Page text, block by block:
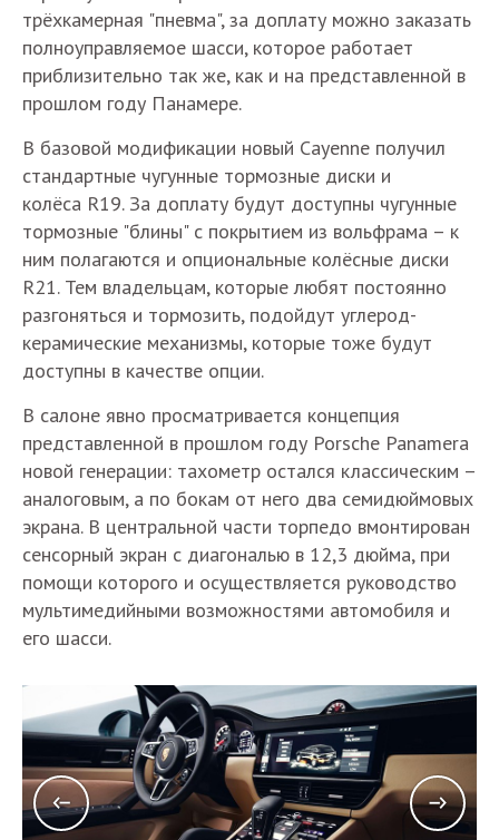
трёхкамерная "пневма", за доплату можно заказать
полноуправляемое шасси, которое работает
приблизительно так же, как и на представленной в
прошлом году Панамере.
В базовой модификации новый Cayenne получил
стандартные чугунные тормозные диски и
колёса R19. За доплату будут доступны чугунные
тормозные "блины" с покрытием из вольфрама – к
ним полагаются и опциональные колёсные диски
R21. Тем владельцам, которые любят постоянно
разгоняться и тормозить, подойдут углерод-
керамические механизмы, которые тоже будут
доступны в качестве опции.
В салоне явно просматривается концепция
представленной в прошлом году Porsche Panamera
новой генерации: тахометр остался классическим –
аналоговым, а по бокам от него два семидюймовых
экрана. В центральной части торпедо вмонтирован
сенсорный экран с диагональю в 12,3 дюйма, при
помощи которого и осуществляется руководство
мультимедийными возможностями автомобиля и
его шасси.